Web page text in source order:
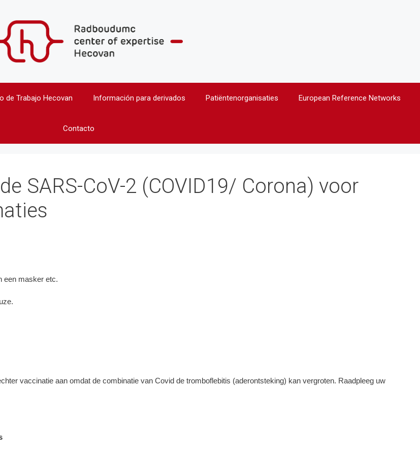
de Trabajo Hecovan Información para derivados Patiëntenorganisaties European Reference Networks
Contacto
SARS-CoV-2 (COVID19/ Corona) voor
een masker etc.
vaccinatie aan omdat de combinatie van Covid de tromboflebitis (aderontsteking) kan vergroten. Raadpleeg uw